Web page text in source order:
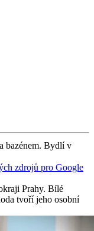
bazénem. Bydlí v
zdrojů pro Google
Prahy. Bílé
tvoří jeho osobní